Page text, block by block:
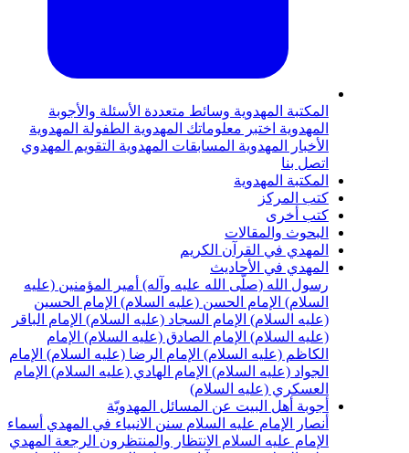
المهدويةوسائط متعددةالأسئلة والأجوبة
اختبر معلوماتك المهدويةالطفولة المهدوية
المهدويةالمسابقات المهدويةالتقويم المهدوي
المهدوية
والمقالات
في القرآن الكريم
في الأحاديث
الله (صلّى الله عليه وآله) أمير المؤمنين (عليه
الإمام الحسن (عليه السلام) الإمام الحسين
الإمام السجاد (عليه السلام) الإمام الباقر
الإمام الصادق (عليه السلام) الإمام
(عليه السلام) الإمام الرضا (عليه السلام) الإمام
(عليه السلام) الإمام الهادي (عليه السلام) الإمام
(عليه السلام)
أهل البيت عن المسائل المهدويّة
الإمام عليه السلامسنن الانبياء في المهديأسماء
عليه السلامالانتظار والمنتظرونالرجعةالمهدي